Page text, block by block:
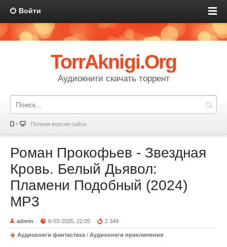
Войти
TorrAknigi.Org
Аудиокниги скачать торрент
Полная версия сайта
Роман Прокофьев - Звездная
Кровь. Белый Дьявол:
Пламени Подобный (2024)
MP3
admin 8-03-2025, 22:05 2 349
Аудиокниги фантастика / Аудиокниги приключения